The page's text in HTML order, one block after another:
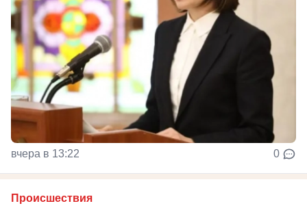
вчера в 13:22 0
Происшествия